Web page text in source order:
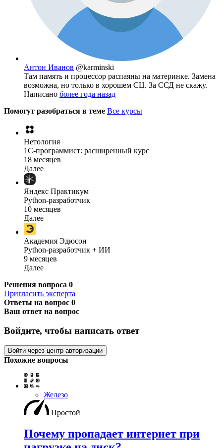
Антон Иванов @karminski
Там память и процессор распаяны на материнке. Замена
возможна, но только в хорошем СЦ. За ССД не скажу.
Написано более года назад
Помогут разобраться в теме Все курсы
Нетология
1C-программист: расширенный курс
18 месяцев
Далее
Яндекс Практикум
Python-разработчик
10 месяцев
Далее
Академия Эдюсон
Python-разработчик + ИИ
9 месяцев
Далее
Решения вопроса 0
Пригласить эксперта
Ответы на вопрос 0
Ваш ответ на вопрос
Войдите, чтобы написать ответ
Войти через центр авторизации
Похожие вопросы
Железо
Простой
Почему пропадает интернет при